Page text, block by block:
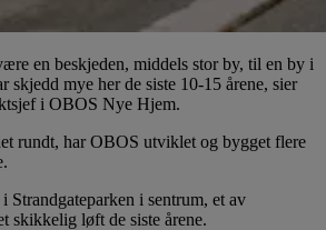
en beskjeden, middels stor by, til en by i
skjedd mye her de siste 10-15 årene, sier
i OBOS Nye Hjem.
rundt, har OBOS utviklet og bygget flere
Strandgateparken i sentrum, et av
skikkelig løft de siste årene.